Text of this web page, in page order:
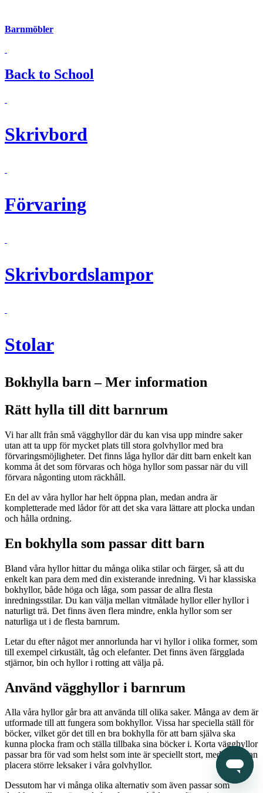
Barnmöbler
Back to School
Skrivbord
Förvaring
Skrivbordslampor
Stolar
Bokhylla barn – Mer information
Rätt hylla till ditt barnrum
Vi har allt från små vägghyllor där du kan visa upp mindre saker
utan att ta upp för mycket plats till stora golvhyllor med bra
förvaringsmöjligheter. Det finns låga hyllor där ditt barn enkelt kan
komma åt det som förvaras och höga hyllor som passar när du vill
förvara någonting utom räckhåll.
En del av våra hyllor har helt öppna plan, medan andra är
kompletterade med lådor för att det ska vara lättare att plocka undan
och hålla ordning.
En bokhylla som passar ditt barn
Bland våra hyllor hittar du många olika stilar och färger, så att du
enkelt kan para dem med din existerande inredning. Vi har klassiska
bokhyllor, både höga och låga, som passar de allra flesta
inredningsstilar. Du kan välja mellan vitmålade hyllor eller hyllor i
naturligt trä. Det finns även flera mindre, enkla hyllor som ser
naturliga ut i de flesta barnrum.
Letar du efter något mer annorlunda har vi hyllor i olika former, som
till exempel cirkustält, tåg och elefanter. Det finns även färgglada
stjärnor, bin och hyllor i rotting att välja på.
Använd vägghyllor i barnrum
Alla våra hyllor går bra att använda till olika saker. Många av dem är
utformade till att fungera som bokhyllor. Vissa har speciella ställ för
böcker, vilket gör det till en bra bokhylla för att barn själva ska
kunna plocka fram och ställa tillbaka sina böcker i. Korta vägghyllor
passar bra för vad som helst som inte är speciellt stort, medan du kan
placera större leksaker i våra golvhyllor.
Dessutom har vi många olika alternativ som även passar som